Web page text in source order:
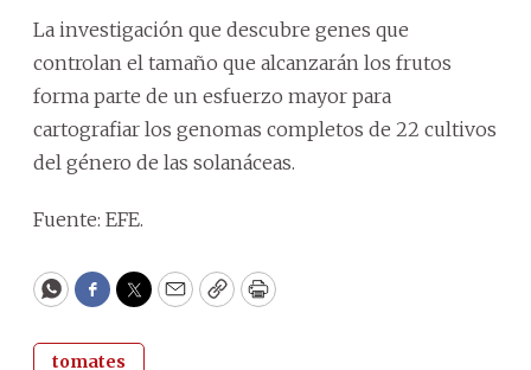
La investigación que descubre genes que
controlan el tamaño que alcanzarán los frutos
forma parte de un esfuerzo mayor para
cartografiar los genomas completos de 22 cultivos
del género de las solanáceas.
Fuente: EFE.
WhatsApp
Facebook
Twitter
EmailCopyPrint
tomates